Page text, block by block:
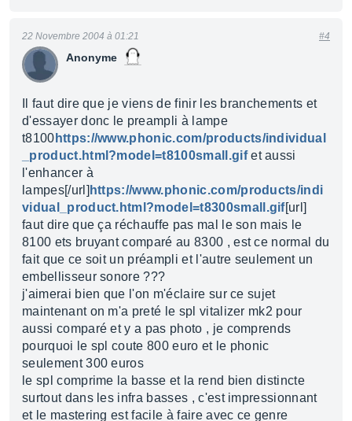
Anonyme
22 Novembre 2004 à 01:21 #4
Il faut dire que je viens de finir les branchements et
d'essayer donc le preampli à lampe
t8100 https://www.phonic.com/products/individual
_product.html?model=t8100small.gifet aussi
l'enhancer à
lampes[/url] https://www.phonic.com/products/indi
vidual_product.html?model=t8300small.gif[url]
faut dire que ça réchauffe pas mal le son mais le
8100 ets bruyant comparé au 8300 , est ce normal du
fait que ce soit un préampli et l'autre seulement un
embellisseur sonore ???
j'aimerai bien que l'on m'éclaire sur ce sujet
maintenant on m'a preté le spl vitalizer mk2 pour
aussi comparé et y a pas photo , je comprends
pourquoi le spl coute 800 euro et le phonic
seulement 300 euros
le spl comprime la basse et la rend bien distincte
surtout dans les infra basses , c'est impressionnant
et le mastering est facile à faire avec ce genre